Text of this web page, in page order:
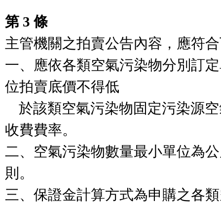
第 3 條
主管機關之拍賣公告內容，應符
一、應依各類空氣污染物分別訂
位拍賣底價不得低
收費費率。
二、空氣污染物數量最小單位為
則。
三、保證金計算方式為申購之各